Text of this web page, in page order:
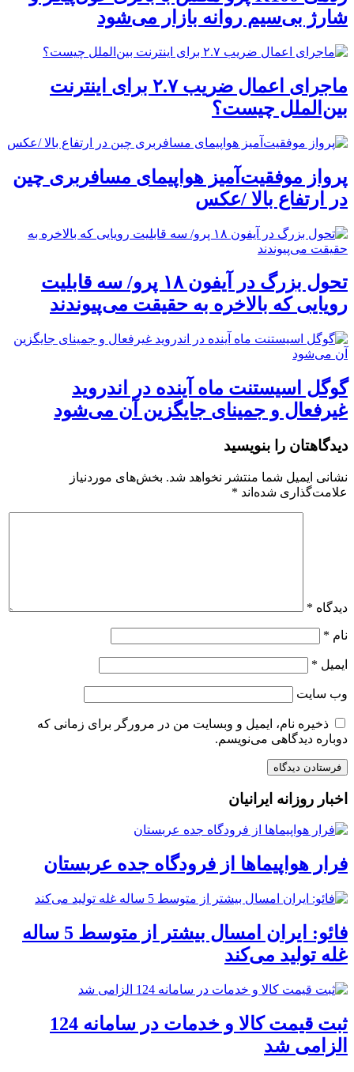
شارژ بی‌سیم روانه بازار می‌شود
ماجرای اعمال ضریب ۲.۷ برای اینترنت
بین‌الملل چیست؟
پرواز موفقیت‌آمیز هواپیمای مسافربری چین
در ارتفاع بالا /عکس
تحول بزرگ در آیفون ۱۸ پرو/ سه قابلیت
رویایی که بالاخره به حقیقت می‌پیوندند
گوگل اسیستنت ماه آینده در اندروید
غیرفعال و جمینای جایگزین آن می‌شود
دیدگاهتان را بنویسید
نشانی ایمیل شما منتشر نخواهد شد. بخش‌های موردنیاز
علامت‌گذاری شده‌اند *
دیدگاه *
نام *
ایمیل *
وب‌ سایت
ذخیره نام، ایمیل و وبسایت من در مرورگر برای زمانی که
دوباره دیدگاهی می‌نویسم.
اخبار روزانه ایرانیان
فرار هواپیماها از فرودگاه جده عربستان
فائو: ایران امسال بیشتر از متوسط 5 ساله
غله تولید می‌کند
ثبت قیمت کالا و خدمات در سامانه 124
الزامی شد